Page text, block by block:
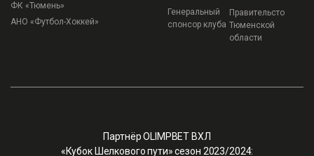
ФК «Тюмень»
АНО «Футбол-Хоккей»
Генеральный
спонсор клуба
Правительсто
Тюменской
области
Партнёр OLIMPBET ВХЛ
«Кубок Шелкового пути» сезон 2023/2024: